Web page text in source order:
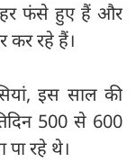
फंसे हुए हैं और
कर रहे हैं।
इस साल की
500 से 600
पा रहे थे।